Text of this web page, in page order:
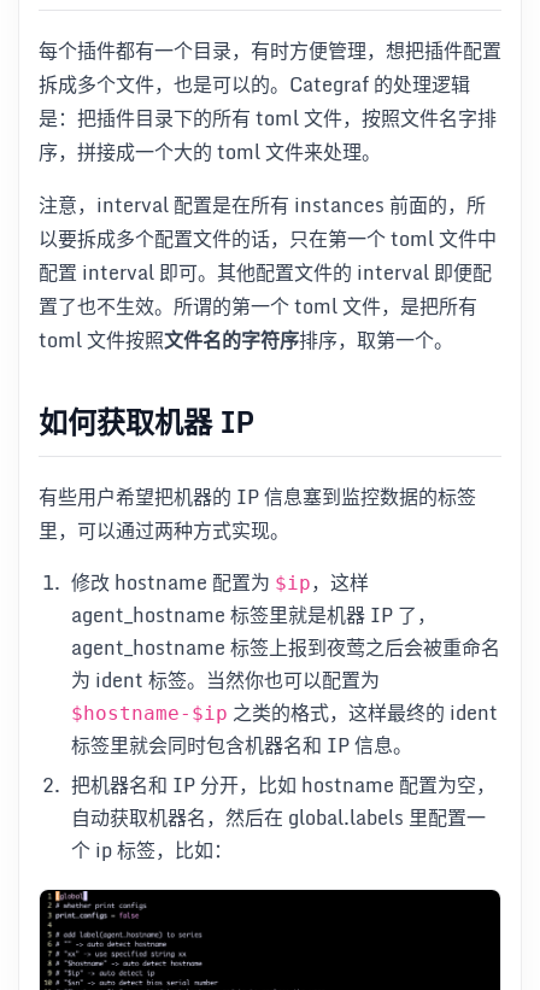
每个插件都有一个目录，有时方便管理，想把插件配置
拆成多个文件，也是可以的。Categraf 的处理逻辑
是：把插件目录下的所有 toml 文件，按照文件名字排
序，拼接成一个大的 toml 文件来处理。
注意，interval 配置是在所有 instances 前面的，所
以要拆成多个配置文件的话，只在第一个 toml 文件中
配置 interval 即可。其他配置文件的 interval 即便配
置了也不生效。所谓的第一个 toml 文件，是把所有
toml 文件按照文件名的字符序排序，取第一个。
如何获取机器 IP
有些用户希望把机器的 IP 信息塞到监控数据的标签
里，可以通过两种方式实现。
修改 hostname 配置为 $ip，这样
agent_hostname 标签里就是机器 IP 了，
agent_hostname 标签上报到夜莺之后会被重命名
为 ident 标签。当然你也可以配置为
$hostname-$ip 之类的格式，这样最终的 ident
标签里就会同时包含机器名和 IP 信息。
把机器名和 IP 分开，比如 hostname 配置为空，
自动获取机器名，然后在 global.labels 里配置一
个 ip 标签，比如：